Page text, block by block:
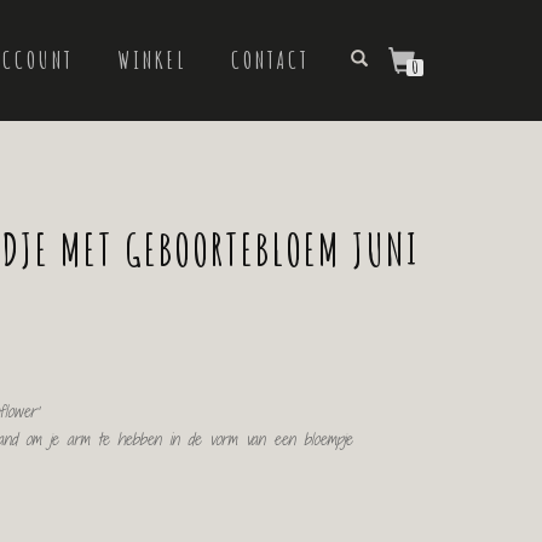
WINKEL CONTACT 0
MET GEBOORTEBLOEM JUNI
om je arm te hebben in de vorm van een bloempje